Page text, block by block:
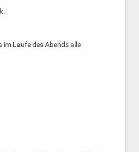
im Laufe des Abends alle